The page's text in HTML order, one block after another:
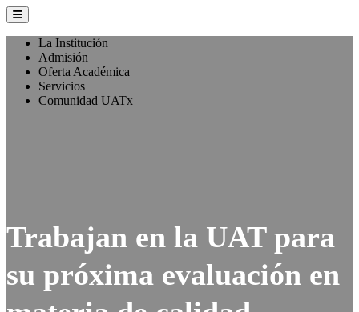
La Institución
Admisión
Oferta Académica
Servicios
Comunidad UATx
Trabajan en la UAT para
su próxima evaluación en